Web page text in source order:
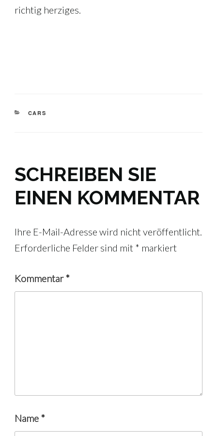
richtig herziges.
KATEGORIEN
CARS
SCHREIBEN SIE
EINEN KOMMENTAR
Ihre E-Mail-Adresse wird nicht veröffentlicht.
Erforderliche Felder sind mit * markiert
Kommentar*
Name *